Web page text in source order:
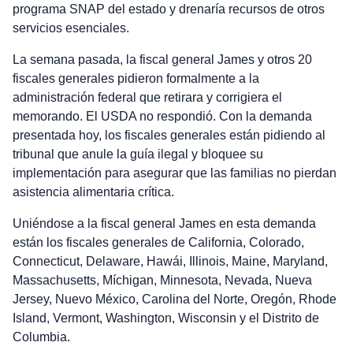
programa SNAP del estado y drenaría recursos de otros
servicios esenciales.
La semana pasada, la fiscal general James y otros 20
fiscales generales pidieron formalmente a la
administración federal que retirara y corrigiera el
memorando. El USDA no respondió. Con la demanda
presentada hoy, los fiscales generales están pidiendo al
tribunal que anule la guía ilegal y bloquee su
implementación para asegurar que las familias no pierdan
asistencia alimentaria crítica.
Uniéndose a la fiscal general James en esta demanda
están los fiscales generales de California, Colorado,
Connecticut, Delaware, Hawái, Illinois, Maine, Maryland,
Massachusetts, Míchigan, Minnesota, Nevada, Nueva
Jersey, Nuevo México, Carolina del Norte, Oregón, Rhode
Island, Vermont, Washington, Wisconsin y el Distrito de
Columbia.